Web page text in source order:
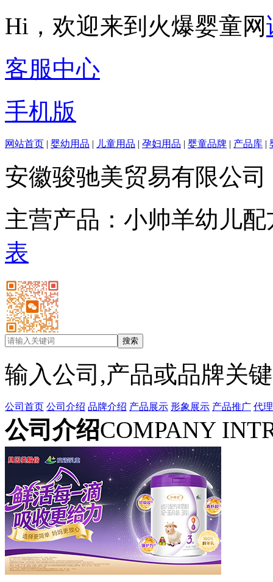
Hi，欢迎来到火爆婴童网
客服中心
手机版
网站首页 | 婴幼用品 | 儿童用品 | 孕妇用品 | 婴童品牌 | 产品库 |
安徽骏驰美贸易有限公司
主营产品：小帅羊幼儿
表
输入公司,产品或品牌关
公司首页 公司介绍 品牌介绍 产品展示 形象展示 产品推广 代
公司介绍COMPANY